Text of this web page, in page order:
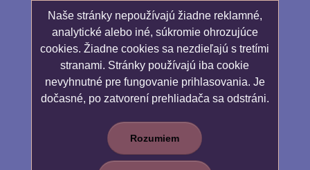
Naše stránky nepoužívajú žiadne reklamné,
analytické alebo iné, súkromie ohrozujúce
cookies. Žiadne cookies sa nezdieľajú s tretími
stranami. Stránky používajú iba cookie
nevyhnutné pre fungovanie prihlasovania. Je
dočasné, po zatvorení prehliadača sa odstráni.
Rozumiem